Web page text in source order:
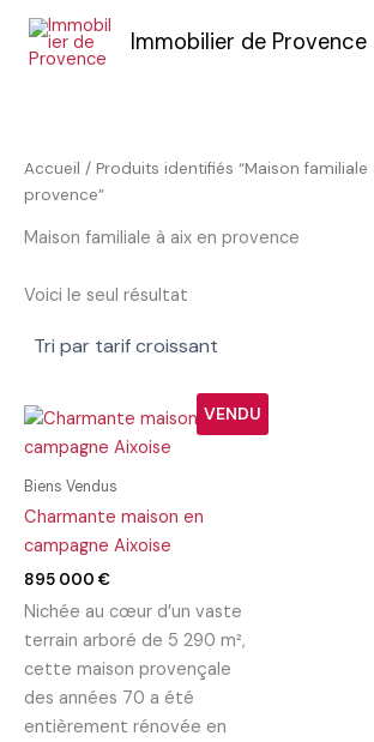
Aller
contenu
Immobilier de Provence
Accueil / Produits identifiés “Maison familiale
provence”
Maison familiale à aix en provence
Voici le seul résultat
VENDU
Biens Vendus
Charmante maison en
campagne Aixoise
895 000 €
Nichée au cœur d’un vaste
terrain arboré de 5 290 m²,
cette maison provençale
des années 70 a été
entièrement rénovée en